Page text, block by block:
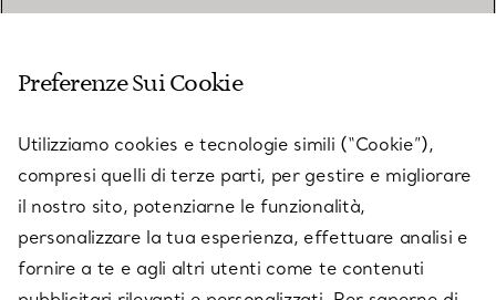
SU TIFFANY & CO.
Preferenze Sui Cookie
Utilizziamo cookies e tecnologie simili (“Cookie”),
compresi quelli di terze parti, per gestire e migliorare
il nostro sito, potenziarne le funzionalità,
personalizzare la tua esperienza, effettuare analisi e
fornire a te e agli altri utenti come te contenuti